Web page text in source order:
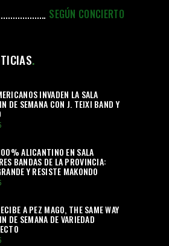
SEGÚN CONCIERTO
INVADEN LA SALA
DE SEMANA CON J. TEIXI BAND Y
ALICANTINO EN SALA
BANDAS DE LA PROVINCIA:
Y RESISTE MAKONDO
A PEZ MAGO, THE SAME WAY
DE SEMANA DE VARIEDAD